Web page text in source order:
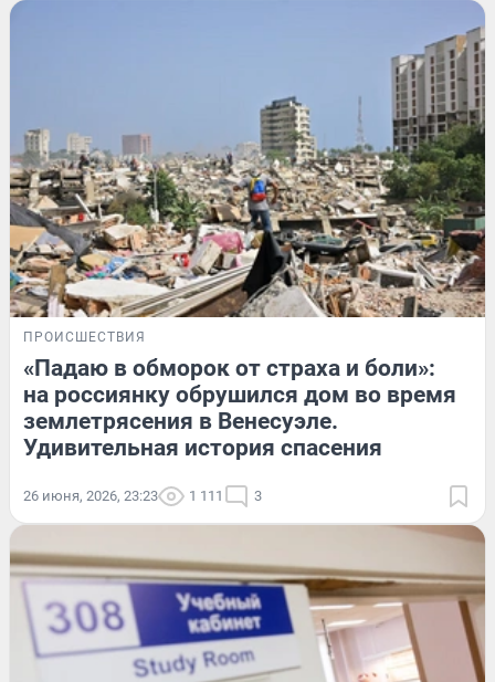
ПРОИСШЕСТВИЯ
«Падаю в обморок от страха и боли»:
на россиянку обрушился дом во время
землетрясения в Венесуэле.
Удивительная история спасения
26 июня, 2026, 23:23 1 111 3